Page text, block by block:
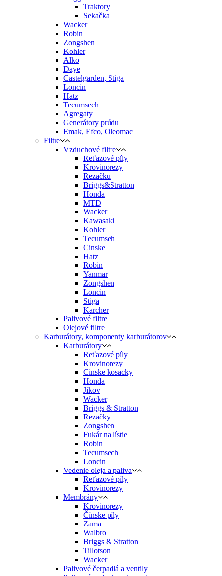
Traktory
Sekačka
Wacker
Robin
Zongshen
Kohler
Alko
Daye
Castelgarden, Stiga
Loncin
Hatz
Tecumsech
Agregaty
Generátory prúdu
Emak, Efco, Oleomac
Filtre
Vzduchové filtre
Reťazové píly
Krovinorezy
Rezačku
Briggs&Stratton
Honda
MTD
Wacker
Kawasaki
Kohler
Tecumseh
Cinske
Hatz
Robin
Yanmar
Zongshen
Loncin
Stiga
Karcher
Palivové filtre
Olejové filtre
Karburátory, komponenty karburátorov
Karburátory
Reťazové píly
Krovinorezy
Cinske kosacky
Honda
Jikov
Wacker
Briggs & Stratton
Rezačky
Zongshen
Fukár na lístie
Robin
Tecumsech
Loncin
Vedenie oleja a paliva
Reťazové píly
Krovinorezy
Membrány
Krovinorezy
Čínske píly
Zama
Walbro
Briggs & Stratton
Tillotson
Wacker
Palivové čerpadlá a ventily